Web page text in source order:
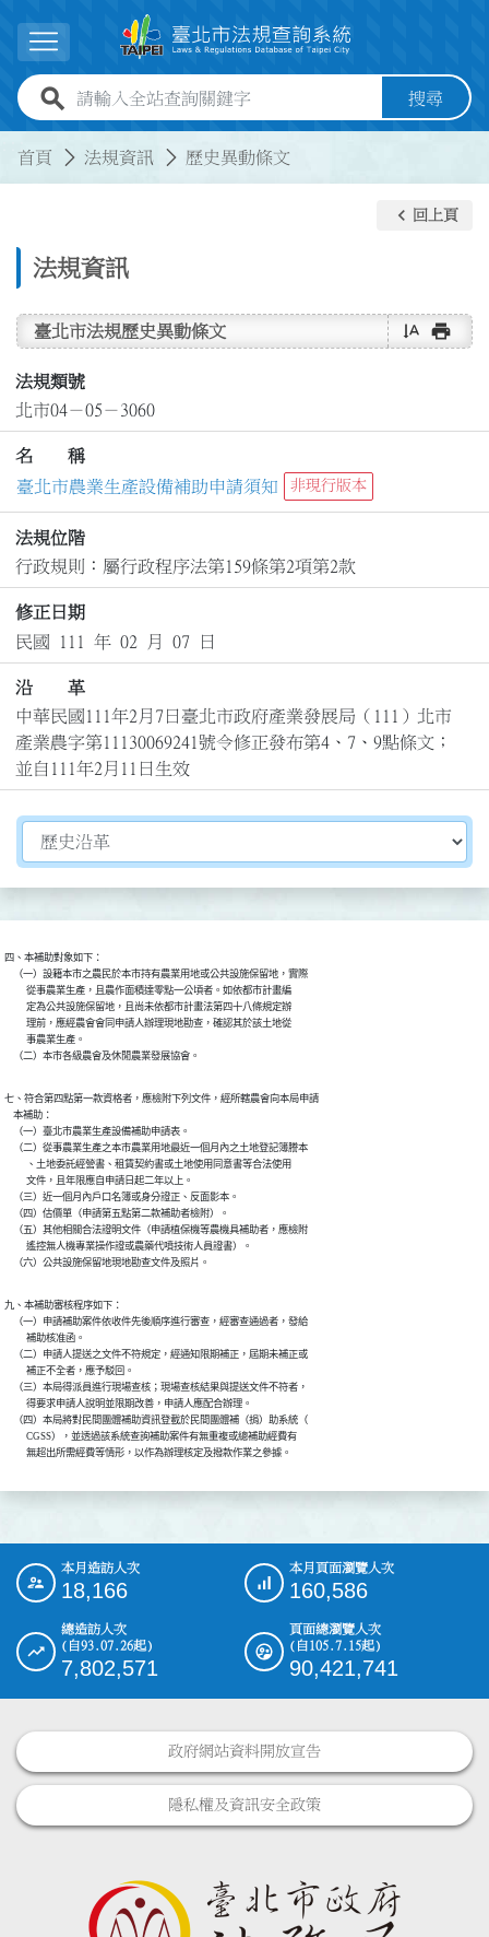
展開選單
全站查詢關鍵字欄位 搜尋
首頁 法規資訊 歷史異動條文
法規資訊
keyboard_arrow_left 回上頁
臺北市法規歷史異動條文 text_rotate_vertical print
法規類號
北市04－05－3060
名 稱
臺北市農業生產設備補助申請須知
非現行版本
法規位階
行政規則：屬行政程序法第159條第2項第2款
修正日期
民國 111 年 02 月 07 日
沿 革
中華民國111年2月7日臺北市政府產業發展局（111）北市
產業農字第11130069241號令修正發布第4、7、9點條文；
並自111年2月11日生效
切換選擇法規資訊內容
四、本補助對象如下：
    （一）設籍本市之農民於本市持有農業用地或公共設施保留地，實際
          從事農業生產，且農作面積達零點一公頃者。如依都市計畫編
          定為公共設施保留地，且尚未依都市計畫法第四十八條規定辦
          理前，應經農會會同申請人辦理現地勘查，確認其於該土地從
          事農業生產。
    （二）本市各級農會及休閒農業發展協會。
七、符合第四點第一款資格者，應檢附下列文件，經所轄農會向本局申請
    本補助：
    （一）臺北市農業生產設備補助申請表。
    （二）從事農業生產之本市農業用地最近一個月內之土地登記簿謄本
          、土地委託經營書、租賃契約書或土地使用同意書等合法使用
          文件，且年限應自申請日起二年以上。
    （三）近一個月內戶口名簿或身分證正、反面影本。
    （四）估價單（申請第五點第二款補助者檢附）。
    （五）其他相關合法證明文件（申請植保機等農機具補助者，應檢附
          遙控無人機專業操作證或農藥代噴技術人員證書）。
    （六）公共設施保留地現地勘查文件及照片。
九、本補助審核程序如下：
    （一）申請補助案件依收件先後順序進行審查，經審查通過者，發給
          補助核准函。
    （二）申請人提送之文件不符規定，經通知限期補正，屆期未補正或
          補正不全者，應予駁回。
    （三）本局得派員進行現場查核；現場查核結果與提送文件不符者，
          得要求申請人說明並限期改善，申請人應配合辦理。
    （四）本局將對民間團體補助資訊登載於民間團體補（捐）助系統（
          CGSS），並透過該系統查詢補助案件有無重複或總補助經費有
          無超出所需經費等情形，以作為辦理核定及撥款作業之參據。
::: 本月造訪人次
18,166
本月頁面瀏覽人次
160,586
總造訪人次
(自93.07.26起)
7,802,571
頁面總瀏覽人次
(自105.7.15起)
90,421,741
政府網站資料開放宣告
隱私權及資訊安全政策